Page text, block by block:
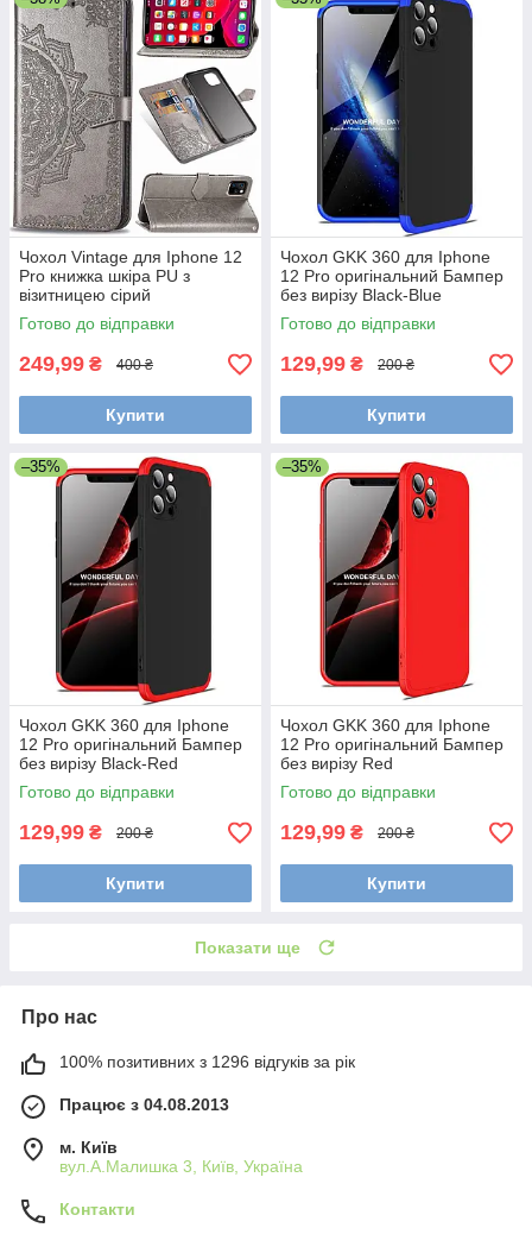
Чохол Vintage для Iphone 12
Pro книжка шкіра PU з
візитницею сірий
Готово до відправки
249,99 ₴ 400 ₴
Купити
Чохол GKK 360 для Iphone
12 Pro оригінальний Бампер
без вирізу Black-Blue
Готово до відправки
129,99 ₴ 200 ₴
Купити
–35%
Чохол GKK 360 для Iphone
12 Pro оригінальний Бампер
без вирізу Black-Red
Готово до відправки
129,99 ₴ 200 ₴
Купити
–35%
Чохол GKK 360 для Iphone
12 Pro оригінальний Бампер
без вирізу Red
Готово до відправки
129,99 ₴ 200 ₴
Купити
Показати ще
Про нас
100% позитивних з 1296 відгуків за рік
Працює з 04.08.2013
м. Київ
вул.А.Малишка 3, Київ, Україна
Контакти